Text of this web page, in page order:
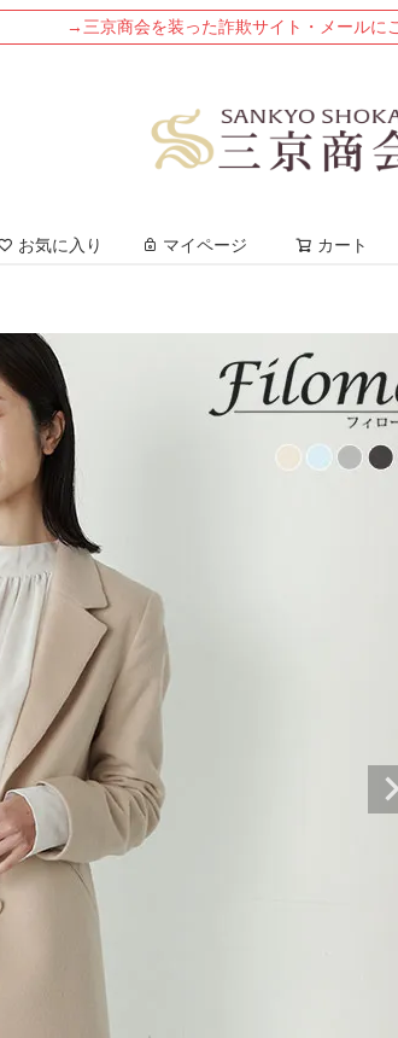
→三京商会を装った詐欺サイト・メールに
お気に入り マイページ カート